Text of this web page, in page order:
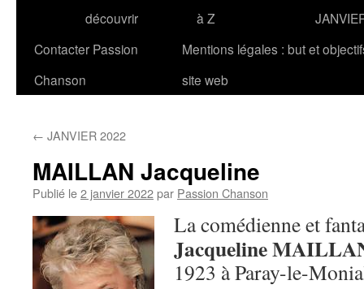
découvrir
à Z
Contacter Passion
Chanson
Mentions légales : but et
site web
← JANVIER 2022
MAILLAN Jacqueline
Publié le2 janvier 2022par Passion Chanson
La comédienne et
Jacqueline
1923 à Paray-le-